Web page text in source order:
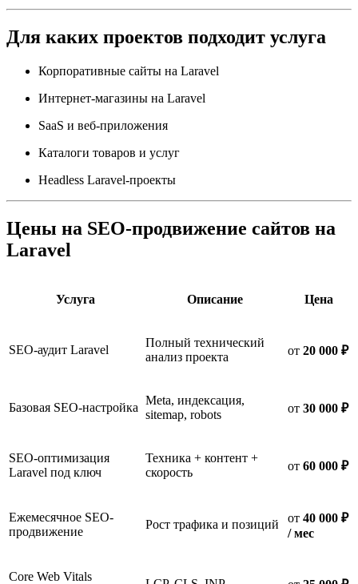
Для каких проектов подходит услуга
Корпоративные сайты на Laravel
Интернет-магазины на Laravel
SaaS и веб-приложения
Каталоги товаров и услуг
Headless Laravel-проекты
Цены на SEO-продвижение сайтов на
Laravel
Услуга Описание Цена
SEO-аудит Laravel
Полный технический
анализ проекта
от 20 000 ₽
Базовая SEO-настройка
Meta, индексация,
sitemap, robots
от 30 000 ₽
SEO-оптимизация
Laravel под ключ
Техника + контент +
скорость
от 60 000 ₽
Ежемесячное SEO-
продвижение
Рост трафика и позиций от 40 000 ₽
/ мес
Core Web Vitals